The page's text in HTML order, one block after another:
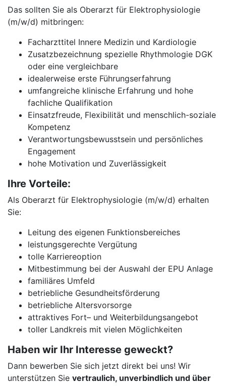
Das sollten Sie als Oberarzt für Elektrophysiologie
(m/w/d) mitbringen:
Facharzttitel Innere Medizin und Kardiologie
Zusatzbezeichnung spezielle Rhythmologie DGK
oder eine vergleichbare
idealerweise erste Führungserfahrung
umfangreiche klinische Erfahrung und hohe
fachliche Qualifikation
Einsatzfreude, Flexibilität und menschlich-soziale
Kompetenz
Verantwortungsbewusstsein und persönliches
Engagement
hohe Motivation und Zuverlässigkeit
Ihre Vorteile:
Als Oberarzt für Elektrophysiologie (m/w/d) erhalten
Sie:
Leitung des eigenen Funktionsbereiches
leistungsgerechte Vergütung
tolle Karriereoption
Mitbestimmung bei der Auswahl der EPU Anlage
familiäres Umfeld
betriebliche Gesundheitsförderung
betriebliche Altersvorsorge
attraktives Fort– und Weiterbildungsangebot
toller Landkreis mit vielen Möglichkeiten
Haben wir Ihr Interesse geweckt?
Dann bewerben Sie sich jetzt direkt bei uns! Wir
unterstützen Sie vertraulich, unverbindlich und über